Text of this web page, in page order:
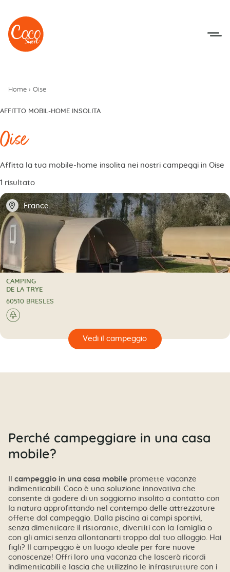
Vai al menu
Accedi al contenuto
Home › Oise
AFFITTO MOBIL-HOME INSOLITA
Oise
Affitta la tua mobile-home insolita nei nostri campeggi in Oise
1 risultato
📍 France
CAMPING
CAMPING
DE LA TRYE
60510 BRESLES
🌲
🔍
Perché campeggiare in una casa
mobile?
Il campeggio in una casa mobile promette vacanze
indimenticabili. Coco è una soluzione innovativa che
consente di godere di un soggiorno insolito a contatto con
la natura approfittando nel contempo delle attrezzature
offerte dal campeggio. Dalla piscina ai campi sportivi,
senza dimenticare il ristorante, divertiti con la famiglia o
con gli amici senza allontanarti troppo dal tuo alloggio. Hai
figli? Il campeggio è un luogo ideale per fare nuove
conoscenze! Offri loro una vacanza che lascerà ricordi
indimenticabili e lascia che utilizzino le infrastrutture con i